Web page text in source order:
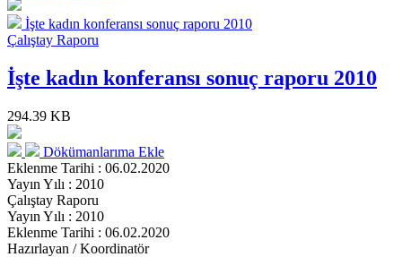
İşte kadın konferansı sonuç raporu 2010
Çalıştay Raporu
İşte kadın konferansı sonuç raporu 2010
294.39 KB
Dökümanlarıma Ekle
Eklenme Tarihi : 06.02.2020
Yayın Yılı : 2010
Çalıştay Raporu
Yayın Yılı : 2010
Eklenme Tarihi : 06.02.2020
Hazırlayan / Koordinatör